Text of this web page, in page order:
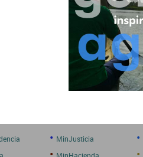
• MinJusticia •
• •